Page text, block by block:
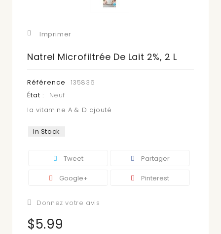
Imprimer
Natrel Microfiltrée De Lait 2%, 2 L
Référence
135836
État :
Neuf
la vitamine A & D ajouté
In Stock
Tweet Partager
Google+ Pinterest
Donnez votre avis
$5.99